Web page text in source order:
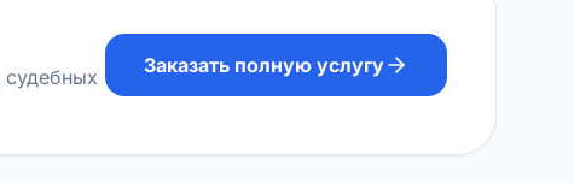
судебных
Заказать полную услугу